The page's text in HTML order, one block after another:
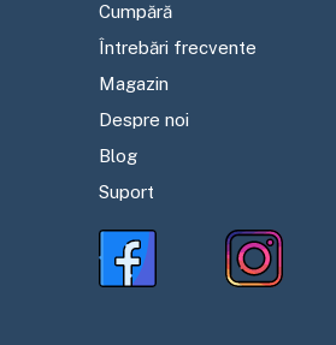
Cumpără
Întrebări frecvente
Magazin
Despre noi
Blog
Suport